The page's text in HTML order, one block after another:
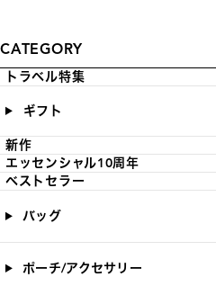
CATEGORY
トラベル特集
ギフト
新作
エッセンシャル10周年
ベストセラー
バッグ
ポーチ/アクセサリー